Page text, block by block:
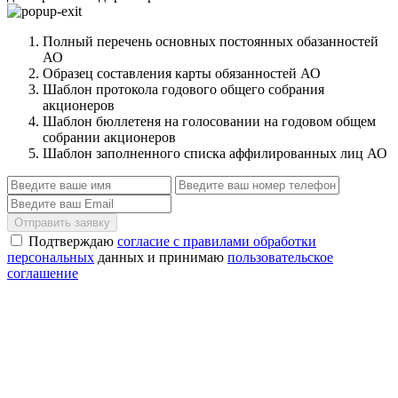
Полный перечень основных постоянных обазанностей
АО
Образец составления карты обязанностей АО
Шаблон протокола годового общего собрания
акционеров
Шаблон бюллетеня на голосовании на годовом общем
собрании акционеров
Шаблон заполненного списка аффилированных лиц АО
Отправить заявку
Подтверждаю согласие с правилами обработки
персональных данных и принимаю пользовательское
соглашение